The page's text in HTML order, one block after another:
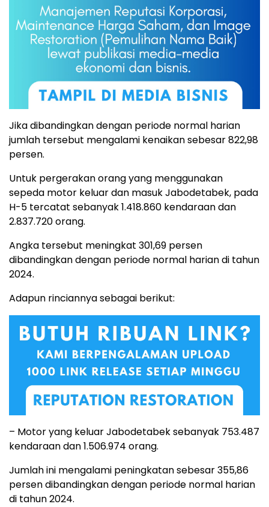
Jika dibandingkan dengan periode normal harian
jumlah tersebut mengalami kenaikan sebesar 822,98
persen.
Untuk pergerakan orang yang menggunakan
sepeda motor keluar dan masuk Jabodetabek, pada
H-5 tercatat sebanyak 1.418.860 kendaraan dan
2.837.720 orang.
Angka tersebut meningkat 301,69 persen
dibandingkan dengan periode normal harian di tahun
2024.
Adapun rinciannya sebagai berikut:
– Motor yang keluar Jabodetabek sebanyak 753.487
kendaraan dan 1.506.974 orang.
Jumlah ini mengalami peningkatan sebesar 355,86
persen dibandingkan dengan periode normal harian
di tahun 2024.